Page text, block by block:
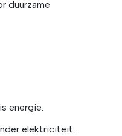
duurzame
energie.
elektriciteit.